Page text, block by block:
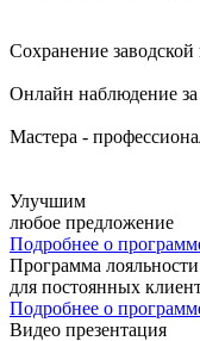
Сохранение
Онлайн наблюдение
Мастера -
Улучшим
любое предложение
Подробнее о
Программа лояльности
для постоянных
Подробнее о
Видео презентация